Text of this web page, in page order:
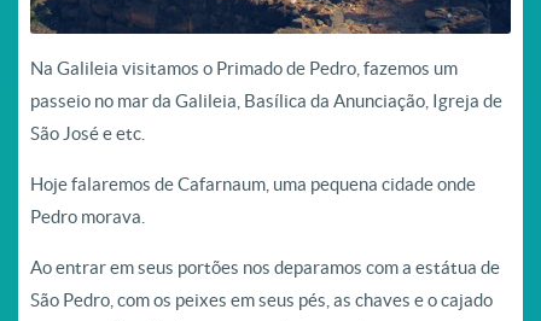
Na Galileia visitamos o Primado de Pedro, fazemos um
passeio no mar da Galileia, Basílica da Anunciação, Igreja de
São José e etc.
Hoje falaremos de Cafarnaum, uma pequena cidade onde
Pedro morava.
Ao entrar em seus portões nos deparamos com a estátua de
São Pedro, com os peixes em seus pés, as chaves e o cajado